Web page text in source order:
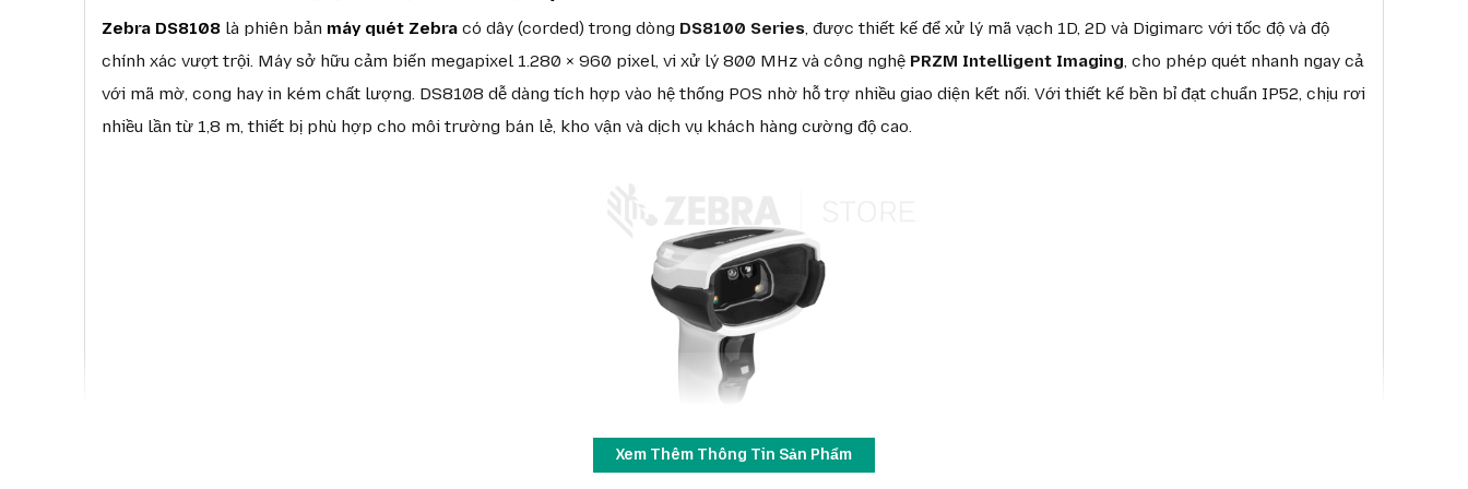
Zebra DS8108 là phiên bản máy quét Zebra có dây (corded) trong dòng DS8100 Series, được thiết kế để xử lý mã vạch 1D, 2D và Digimarc với tốc độ và độ
chính xác vượt trội. Máy sở hữu cảm biến megapixel 1.280 × 960 pixel, vi xử lý 800 MHz và công nghệ PRZM Intelligent Imaging, cho phép quét nhanh ngay cả
với mã mờ, cong hay in kém chất lượng. DS8108 dễ dàng tích hợp vào hệ thống POS nhờ hỗ trợ nhiều giao diện kết nối. Với thiết kế bền bỉ đạt chuẩn IP52, chịu rơi
nhiều lần từ 1,8 m, thiết bị phù hợp cho môi trường bán lẻ, kho vận và dịch vụ khách hàng cường độ cao.
Xem Thêm Thông Tin Sản Phẩm